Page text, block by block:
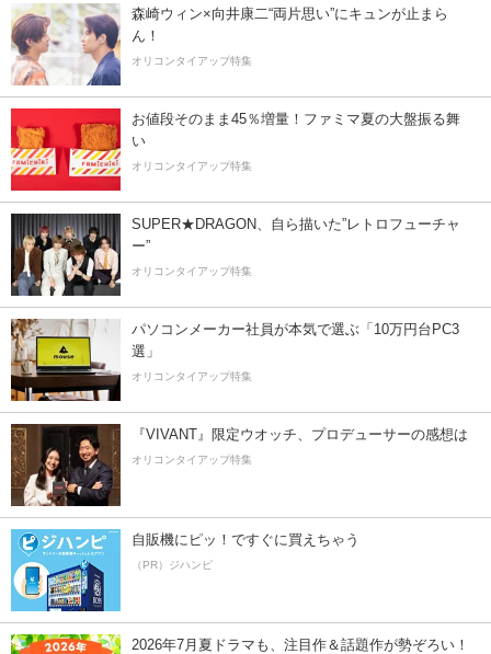
森崎ウィン×向井康二“両片思い”にキュンが止まら
ん！
オリコンタイアップ特集
お値段そのまま45％増量！ファミマ夏の大盤振る舞
い
オリコンタイアップ特集
SUPER★DRAGON、自ら描いた”レトロフューチャ
ー”
オリコンタイアップ特集
パソコンメーカー社員が本気で選ぶ「10万円台PC3
選」
オリコンタイアップ特集
『VIVANT』限定ウオッチ、プロデューサーの感想は
オリコンタイアップ特集
自販機にピッ！ですぐに買えちゃう
（PR）ジハンピ
2026年7月夏ドラマも、注目作＆話題作が勢ぞろい！